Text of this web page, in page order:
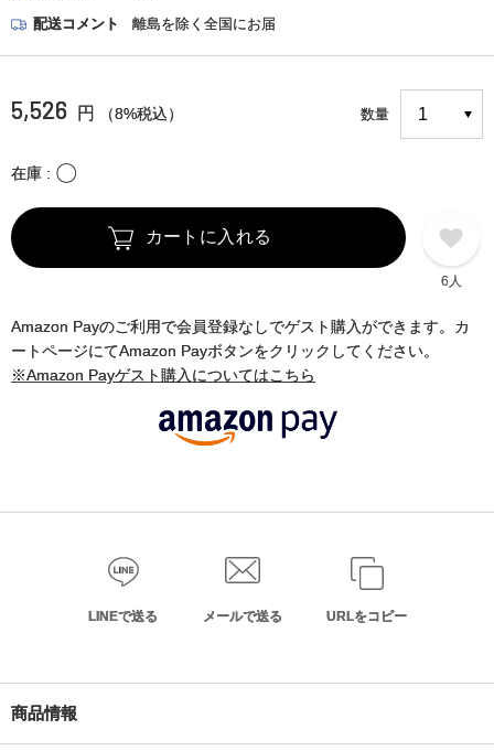
配送コメント 離島を除く全国にお届
5,526 円 （8%税込） 数量
在庫 〇
カートに入れる
6人
Amazon Payのご利用で会員登録なしでゲスト購入ができます。カ
ートページにてAmazon Payボタンをクリックしてください。
※Amazon Payゲスト購入についてはこちら
LINEで送る メールで送る URLをコピー
商品情報